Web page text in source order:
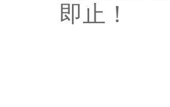
即止！